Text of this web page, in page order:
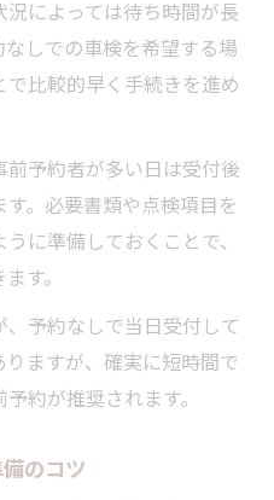
によっては待ち時間が長
しでの車検を希望する場
比較的早く手続きを進め
予約者が多い日は受付後
。必要書類や点検項目を
に準備しておくことで、
す。
、予約なしで当日受付して
ますが、確実に短時間で
約が推奨されます。
のコツ